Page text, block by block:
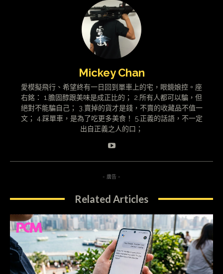
Mickey Chan
愛模擬飛行、希望終有一日回到單車上的宅，眼鏡娘控。座
右銘： 1.膽固醇跟美味是成正比的； 2.所有人都可以騙，但
絕對不能騙自己； 3.賣掉的貨才是錢，不賣的收藏品不值一
文； 4.踩單車，是為了吃更多美食！ 5.正義的話語，不一定
出自正義之人的口；
- 廣告 -
Related Articles